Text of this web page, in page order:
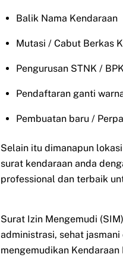
Balik Nama Kendaraan
Mutasi / Cabut Berkas
Pengurusan STNK /
Pendaftaran ganti
Pembuatan baru /
Selain itu dimanapun
surat kendaraan anda
professional dan terbaik
Surat Izin Mengemudi
administrasi, sehat
mengemudikan